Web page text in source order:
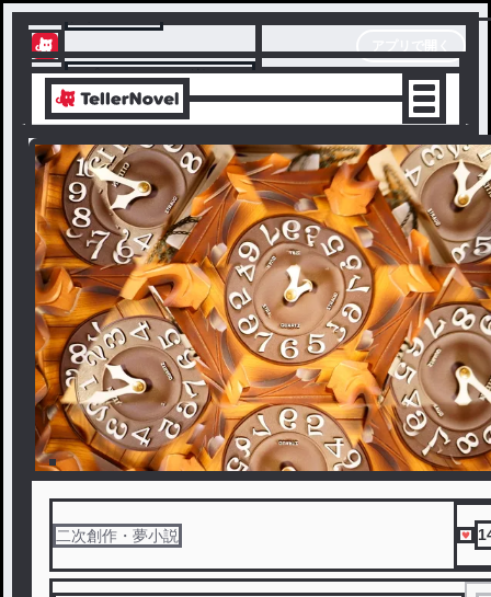
テラーノベル
アプリでサクサク楽しめる
二次創作・夢小説